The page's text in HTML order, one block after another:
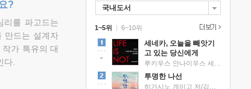
?
리를 파고드는
만드는 설계자
가 특유의 대
다.
국내도서
1~5위 |
세네카, 오늘을 빼앗기
고 있는 당신에게
투명한 나선
6~10위